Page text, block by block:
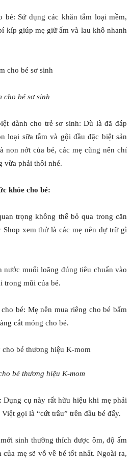
bé: Sử dụng các khăn tắm loại mềm,
kíp giúp mẹ giữ ấm và lau khô nhanh
cho bé sơ sinh
dành cho trẻ sơ sinh: Dù là đã đáp
loại sữa tắm và gội đầu đặc biệt sản
non nớt của bé, các mẹ cũng nên chỉ
vừa phải thôi nhé.
khỏe cho bé:
trọng không thể bỏ qua trong căn
xem thử là các mẹ nên dự trữ gì
muối loãng đúng tiêu chuẩn vào
trong mũi của bé.
bé: Mẹ nên mua riêng cho bé bấm
cắt móng cho bé.
bé thương hiệu K-mom
Dụng cụ này rất hữu hiệu khi mẹ phải
gọi là “cứt trâu” trên đầu bé đấy.
sinh thường thích được ôm, độ ấm
mẹ sẽ vỗ về bé tốt nhất. Ngoài ra,